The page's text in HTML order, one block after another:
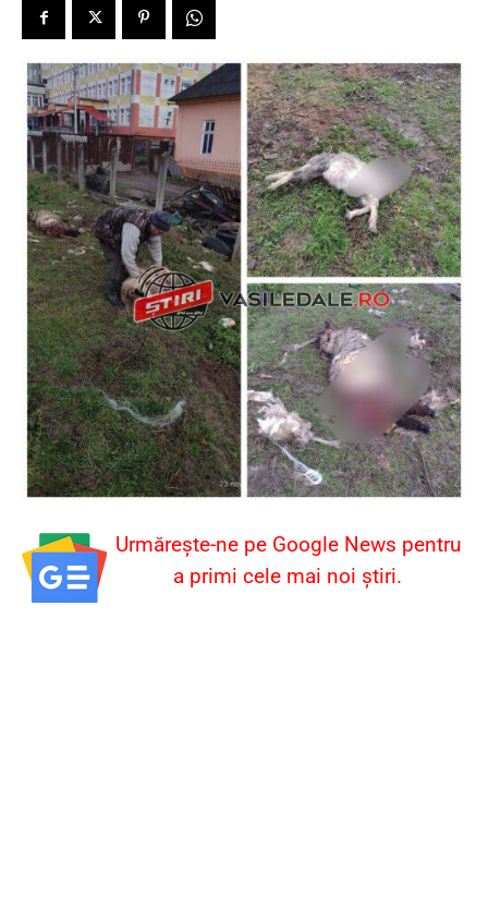
Urmărește-ne pe Google News pentru
a primi cele mai noi știri.